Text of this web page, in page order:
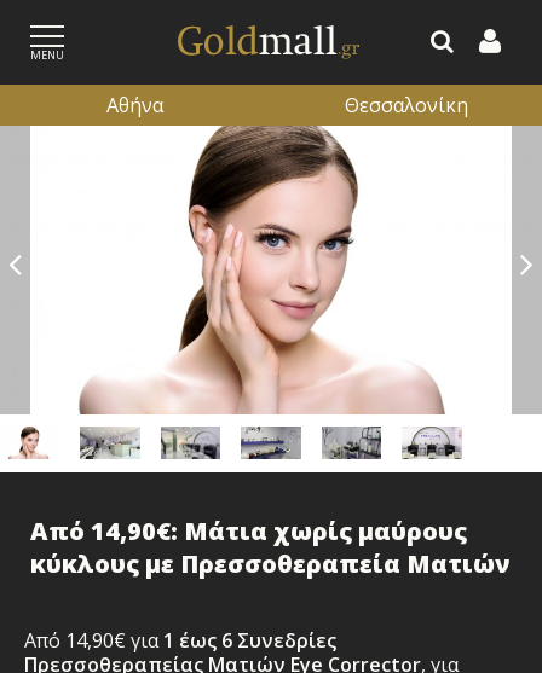
MENU
Αθήνα Θεσσαλονίκη
Από 14,90€: Mάτια χωρίς μαύρους
κύκλους με Πρεσσοθεραπεία Ματιών
Από 14,90€ για1 έως 6 Συνεδρίες
Πρεσσοθεραπείας Ματιών Eye Corrector, για